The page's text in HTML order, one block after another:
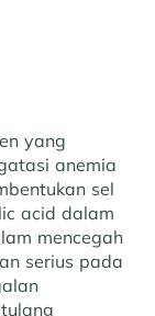
yang
anemia
sel
acid dalam
mencegah
serius pada